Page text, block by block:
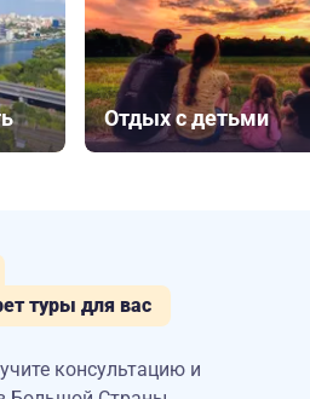
Отдых с детьми
туры для вас
консультацию и